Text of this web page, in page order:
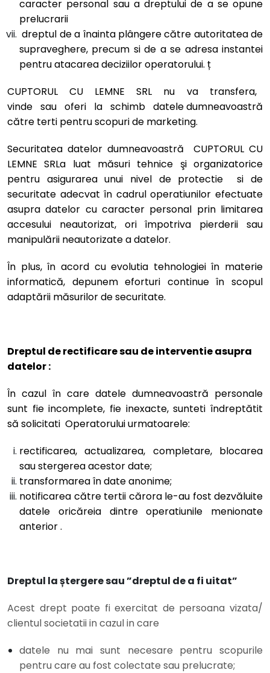
caracter personal sau a dreptului de a se opune
prelucrarii
dreptul de a înainta plângere către autoritatea de
supraveghere, precum si de a se adresa instantei
pentru atacarea deciziilor operatorului. ț
CUPTORUL CU LEMNE SRL nu va transfera,
vinde sau oferi la schimb datele dumneavoastră
către terti pentru scopuri de marketing.
Securitatea datelor dumneavoastră CUPTORUL CU
LEMNE SRLa luat măsuri tehnice şi organizatorice
pentru asigurarea unui nivel de protectie si de
securitate adecvat în cadrul operatiunilor efectuate
asupra datelor cu caracter personal prin limitarea
accesului neautorizat, ori împotriva pierderii sau
manipulării neautorizate a datelor.
În plus, în acord cu evolutia tehnologiei în materie
informatică, depunem eforturi continue în scopul
adaptării măsurilor de securitate.
Dreptul de rectificare sau de interventie asupra
datelor :
În cazul în care datele dumneavoastră personale
sunt fie incomplete, fie inexacte, sunteti îndreptătit
să solicitati Operatorului urmatoarele:
rectificarea, actualizarea, completare, blocarea
sau stergerea acestor date;
transformarea în date anonime;
notificarea către tertii cărora le-au fost dezvăluite
datele oricăreia dintre operatiunile menionate
anterior .
Dreptul la ștergere sau ”dreptul de a fi uitat”
Acest drept poate fi exercitat de persoana vizata/
clientul societatii in cazul in care
datele nu mai sunt necesare pentru scopurile
pentru care au fost colectate sau prelucrate;